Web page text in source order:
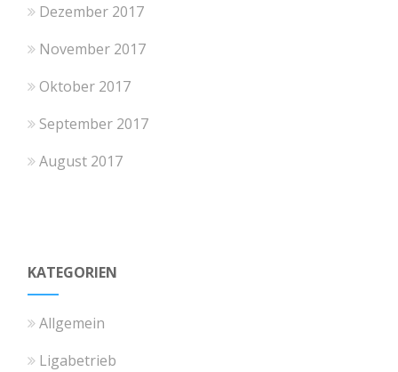
Dezember 2017
November 2017
Oktober 2017
September 2017
August 2017
KATEGORIEN
Allgemein
Ligabetrieb